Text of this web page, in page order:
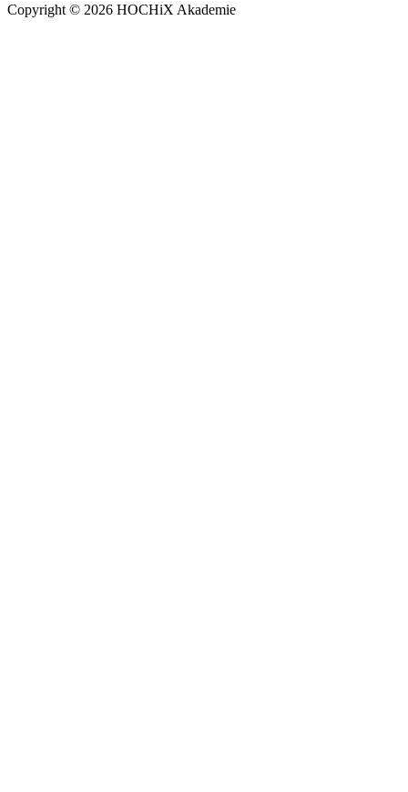
Copyright © 2026 HOCHiX Akademie